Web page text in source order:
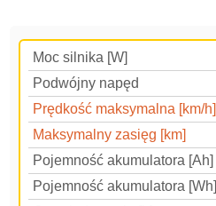
Moc silnika [W]
Podwójny napęd
Prędkość maksymalna [km/h]
Maksymalny zasięg [km]
Pojemność akumulatora [Ah]
Pojemność akumulatora [Wh]